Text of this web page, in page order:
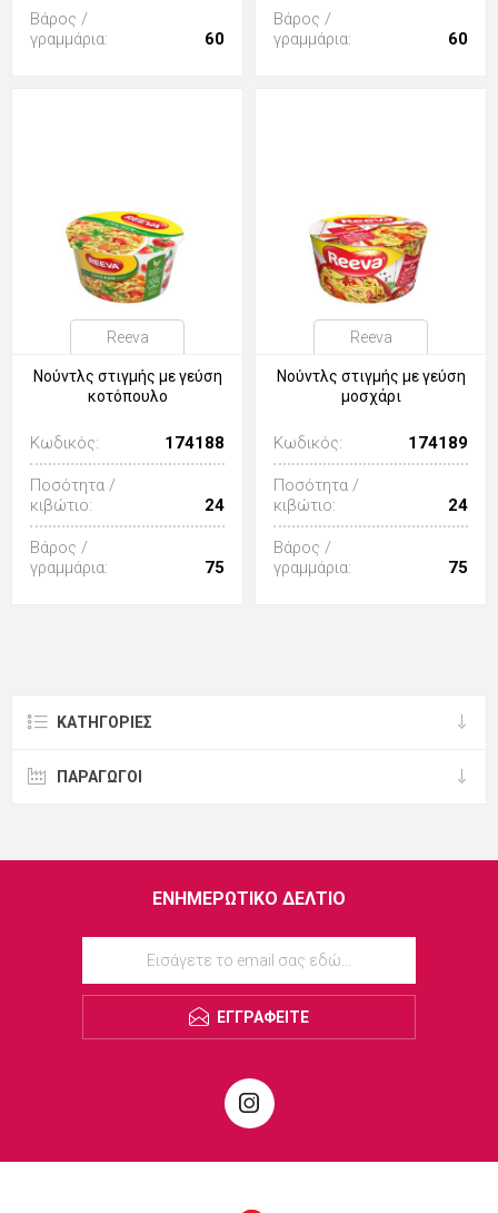
Βάρος /
γραμμάρια:
60
Βάρος /
γραμμάρια:
60
Reeva
Νούντλς στιγμής με γεύση
κοτόπουλο
Κωδικός: 174188
Ποσότητα /
κιβώτιο:
24
Βάρος /
γραμμάρια:
75
Reeva
Νούντλς στιγμής με γεύση
μοσχάρι
Κωδικός: 174189
Ποσότητα /
κιβώτιο:
24
Βάρος /
γραμμάρια:
75
ΚΑΤΗΓΟΡΊΕΣ
ΠΑΡΑΓΩΓΟΙ
ΕΝΗΜΕΡΩΤΙΚΌ ΔΕΛΤΊΟ
ΕΓΓΡΑΦΕΊΤΕ